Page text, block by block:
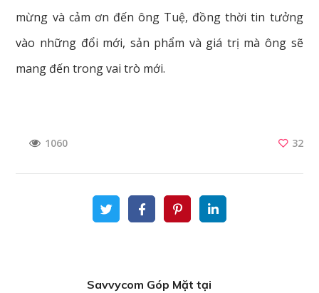
mừng và cảm ơn đến ông Tuệ, đồng thời tin tưởng
vào những đổi mới, sản phẩm và giá trị mà ông sẽ
mang đến trong vai trò mới.
1060 32
Savvycom Góp Mặt tại